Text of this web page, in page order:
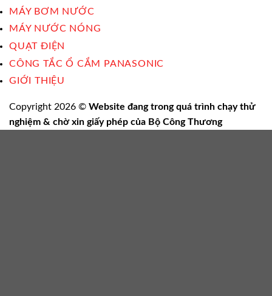
MÁY BƠM NƯỚC
MÁY NƯỚC NÓNG
QUẠT ĐIỆN
CÔNG TẮC Ổ CẮM PANASONIC
GIỚI THIỆU
Copyright 2026 © Website đang trong quá trình chạy thử
nghiệm & chờ xin giấy phép của Bộ Công Thương